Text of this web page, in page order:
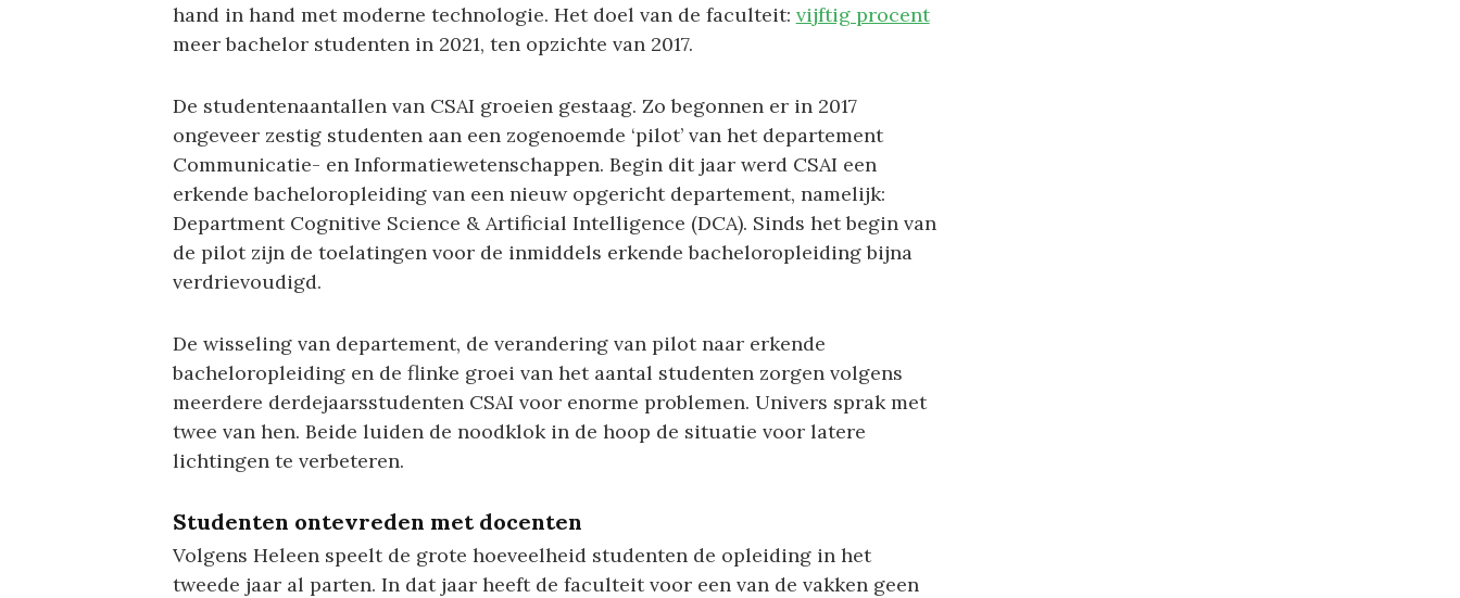
hand in hand met moderne technologie. Het doel van de faculteit: vijftig procent
meer bachelor studenten in 2021, ten opzichte van 2017.
De studentenaantallen van CSAI groeien gestaag. Zo begonnen er in 2017
ongeveer zestig studenten aan een zogenoemde ‘pilot’ van het departement
Communicatie- en Informatiewetenschappen. Begin dit jaar werd CSAI een
erkende bacheloropleiding van een nieuw opgericht departement, namelijk:
Department Cognitive Science & Artificial Intelligence (DCA). Sinds het begin van
de pilot zijn de toelatingen voor de inmiddels erkende bacheloropleiding bijna
verdrievoudigd.
De wisseling van departement, de verandering van pilot naar erkende
bacheloropleiding en de flinke groei van het aantal studenten zorgen volgens
meerdere derdejaarsstudenten CSAI voor enorme problemen. Univers sprak met
twee van hen. Beide luiden de noodklok in de hoop de situatie voor latere
lichtingen te verbeteren.
Studenten ontevreden met docenten
Volgens Heleen speelt de grote hoeveelheid studenten de opleiding in het
tweede jaar al parten. In dat jaar heeft de faculteit voor een van de vakken geen